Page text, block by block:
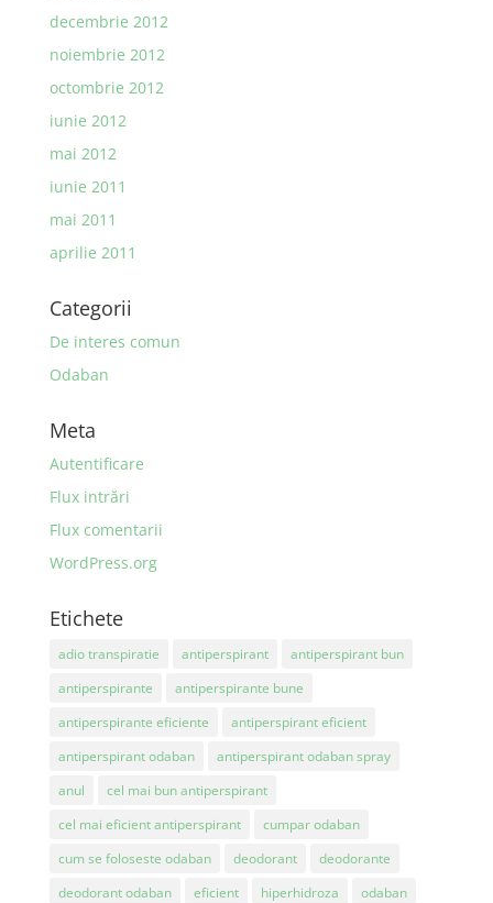
decembrie 2012
noiembrie 2012
octombrie 2012
iunie 2012
mai 2012
iunie 2011
mai 2011
aprilie 2011
Categorii
De interes comun
Odaban
Meta
Autentificare
Flux intrări
Flux comentarii
WordPress.org
Etichete
adio transpiratie antiperspirant
antiperspirant bun
antiperspirante
antiperspirante bune
antiperspirante eficiente
antiperspirant eficient
antiperspirant odaban
antiperspirant odaban spray
anul
cel mai bun antiperspirant
cel mai eficient antiperspirant
cumpar odaban
cum se foloseste odaban
deodorant
deodorante
deodorant odaban
eficient hiperhidroza
odaban